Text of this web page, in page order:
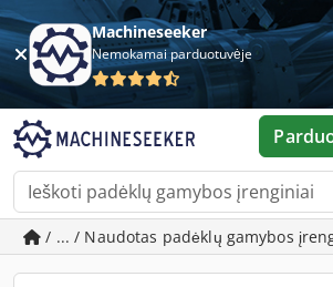
Machineseeker
Nemokamai parduotuvėje
/ ... / Naudotas padėklų gamybos